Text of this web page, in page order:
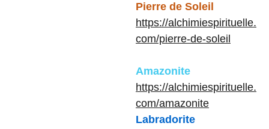
Pierre de Soleil
https://alchimiespirituelle.
com/pierre-de-soleil
Amazonite
https://alchimiespirituelle.
com/amazonite
Labradorite